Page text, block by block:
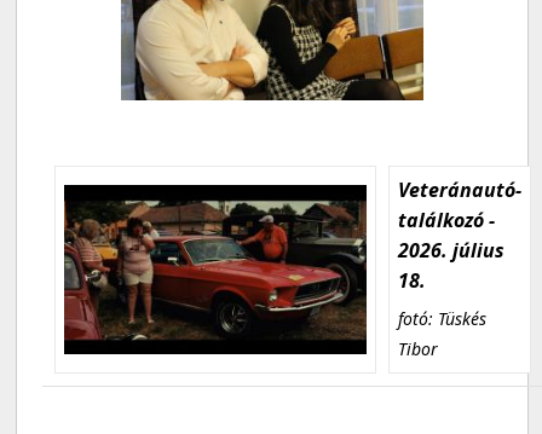
Veteránautó-
találkozó -
2026. július
18.
fotó: Tüskés
Tibor